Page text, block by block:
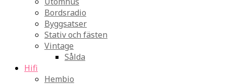
Bordsradio
Byggsatser
Stativ och fästen
Vintage
Sålda
Hifi
Hembio